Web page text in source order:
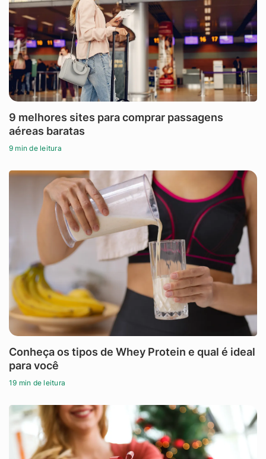
9 melhores sites para comprar passagens
aéreas baratas
9 min de leitura
Conheça os tipos de Whey Protein e qual é ideal
para você
19 min de leitura